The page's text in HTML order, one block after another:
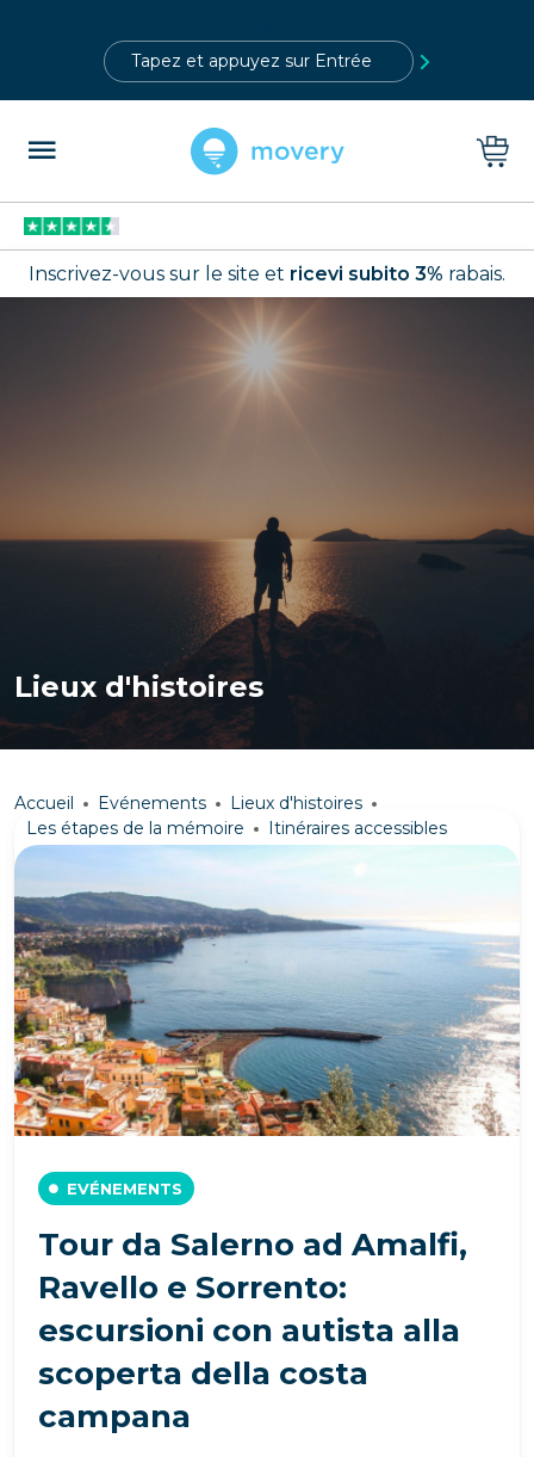
Inscrivez-vous sur le site et ricevi subito 3% rabais.
Lieux d'histoires
Accueil Evénements
Lieux d'histoires
Les étapes de la mémoire
Itinéraires accessibles
EVÉNEMENTS
Tour da Salerno ad Amalfi,
Ravello e Sorrento:
escursioni con autista alla
scoperta della costa
campana